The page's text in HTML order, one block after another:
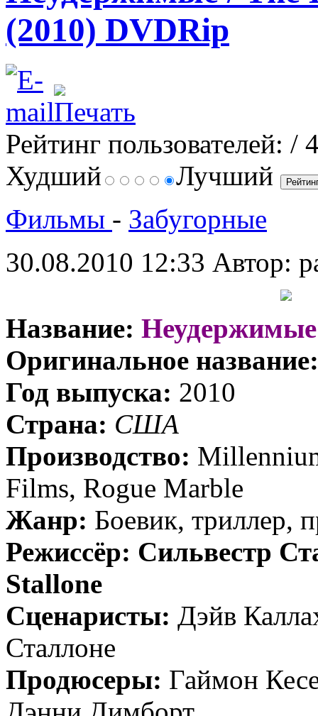
(2010) DVDRip
Рейтинг пользователей: /
Худший
Лучший
Фильмы - Забугорные
30.08.2010 12:33 Автор:
Название: Неудержимые
Оригинальное название:
Год выпуска: 2010
Страна: США
Производство:
Films, Rogue Marble
Жанр: Боевик, триллер,
Режиссёр: Сильвестр
Stallone
Сценаристы: Дэйв
Сталлоне
Продюсеры: Гаймон